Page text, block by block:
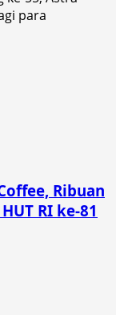
para
Ribuan
RI ke-81